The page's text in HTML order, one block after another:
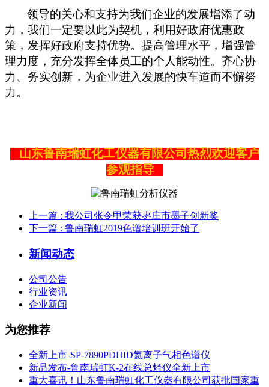
领导的关心和支持为我们企业的发展增添了动
力，我们一定要以此为契机，利用好政府优惠政
策，发挥好政府支持优势。提高管理水平，增强管
理力度，充分发挥全体员工的个人能动性。齐心协
力、务实创新，为企业进入发展的快车道而不懈努
力。
山东鲁南瑞虹化工仪器有限公司热烈欢迎客户
参观指导
上一篇 : 我公司张令甲荣获枣庄市墨子创新奖
下一篇 : 鲁南瑞虹2019色谱培训班开始了
新闻动态
公司公告
行业资讯
企业新闻
为您推荐
全新上市-SP-7890PDHID氦离子气相色谱仪
新品发布-鲁南瑞虹K-2在线总烃仪全新上市
重大喜讯！山东鲁南瑞虹化工仪器有限公司获批国家重